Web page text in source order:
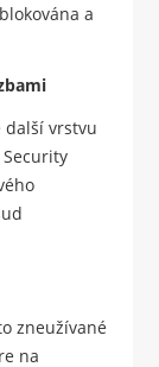
a
další vrstvu
Security
zneužívané
na